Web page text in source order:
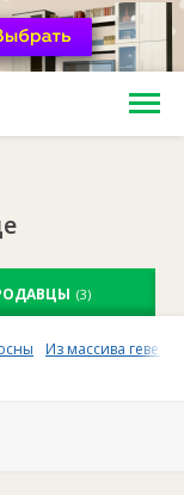
(3)
Из массива гевеи